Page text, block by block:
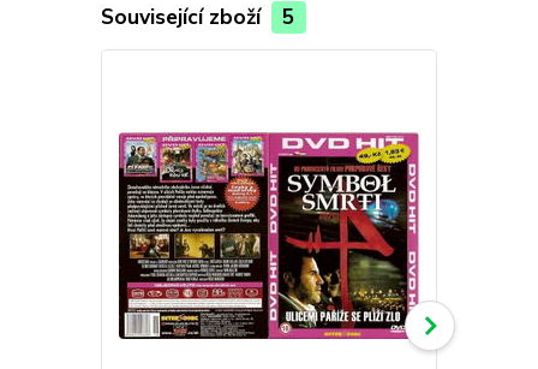
Související zboží 5